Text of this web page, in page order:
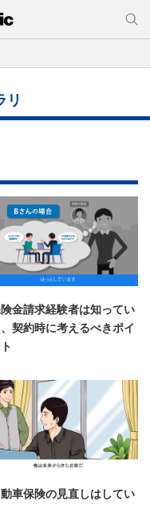
リ
金請求経験者は知ってい
契約時に考えるべきポイ
動車保険の見直しはしてい